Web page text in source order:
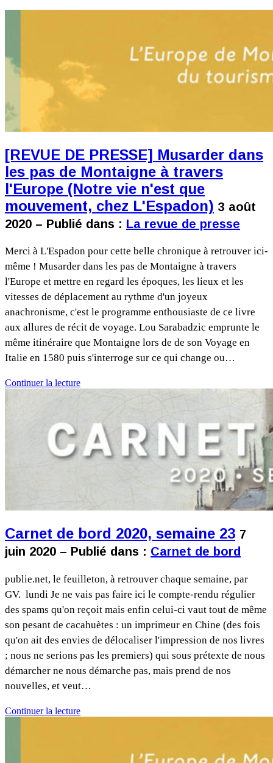
[REVUE DE PRESSE] Musarder dans
les pas de Montaigne à travers
l'Europe (Notre vie n'est que
mouvement, chez L'Espadon) 3 août
2020 – Publié dans : La revue de presse
Merci à L'Espadon pour cette belle chronique à retrouver ici-
même ! Musarder dans les pas de Montaigne à travers
l'Europe et mettre en regard les époques, les lieux et les
vitesses de déplacement au rythme d'un joyeux
anachronisme, c'est le programme enthousiaste de ce livre
aux allures de récit de voyage. Lou Sarabadzic emprunte le
même itinéraire que Montaigne lors de de son Voyage en
Italie en 1580 puis s'interroge sur ce qui change ou…
Continuer la lecture
Carnet de bord 2020, semaine 23 7
juin 2020 – Publié dans : Carnet de bord
publie.net, le feuilleton, à retrouver chaque semaine, par
GV. lundi Je ne vais pas faire ici le compte-rendu régulier
des spams qu'on reçoit mais enfin celui-ci vaut tout de même
son pesant de cacahuètes : un imprimeur en Chine (des fois
qu'on ait des envies de délocaliser l'impression de nos livres
; nous ne serions pas les premiers) qui sous prétexte de nous
démarcher ne nous démarche pas, mais prend de nos
nouvelles, et veut…
Continuer la lecture